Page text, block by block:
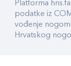
Platforma
podatke iz
vođenje
Hrvatskog